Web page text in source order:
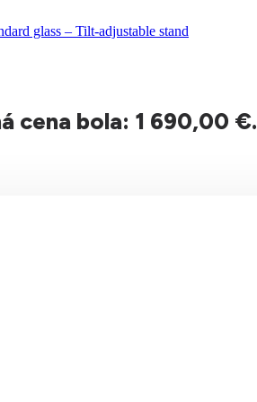
glass – Tilt-adjustable stand
cena bola: 1 690,00 €.